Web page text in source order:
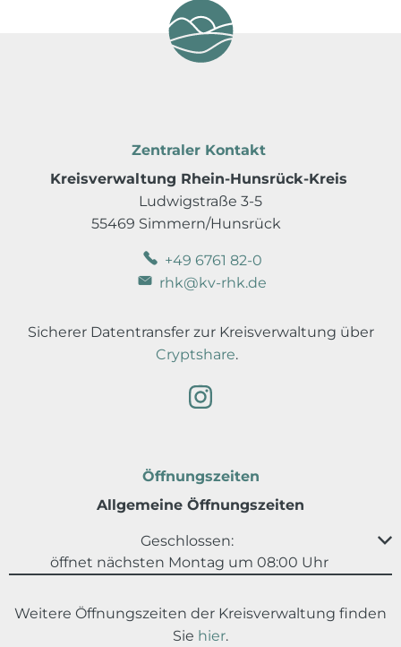
Zentraler Kontakt
Kreisverwaltung Rhein-Hunsrück-Kreis
Ludwigstraße 3-5
55469 Simmern/Hunsrück
+49 6761 82-0
rhk@kv-rhk.de
Sicherer Datentransfer zur Kreisverwaltung über
Cryptshare.
Öffnungszeiten
Allgemeine Öffnungszeiten
Klicken, um weitere Öffnungs- oder Schließzeiten
Geschlossen:
öffnet nächsten Montag um 08:00 Uhr
Weitere Öffnungszeiten der Kreisverwaltung finden
Sie hier.